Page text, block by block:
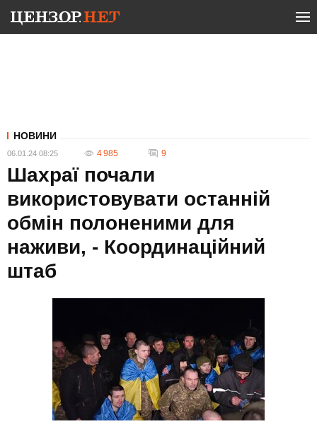
НОВИНИ
06.01.24 08:25 4 985 9
Шахраї почали
використовувати останній
обмін полоненими для
наживи, - Координаційний
штаб